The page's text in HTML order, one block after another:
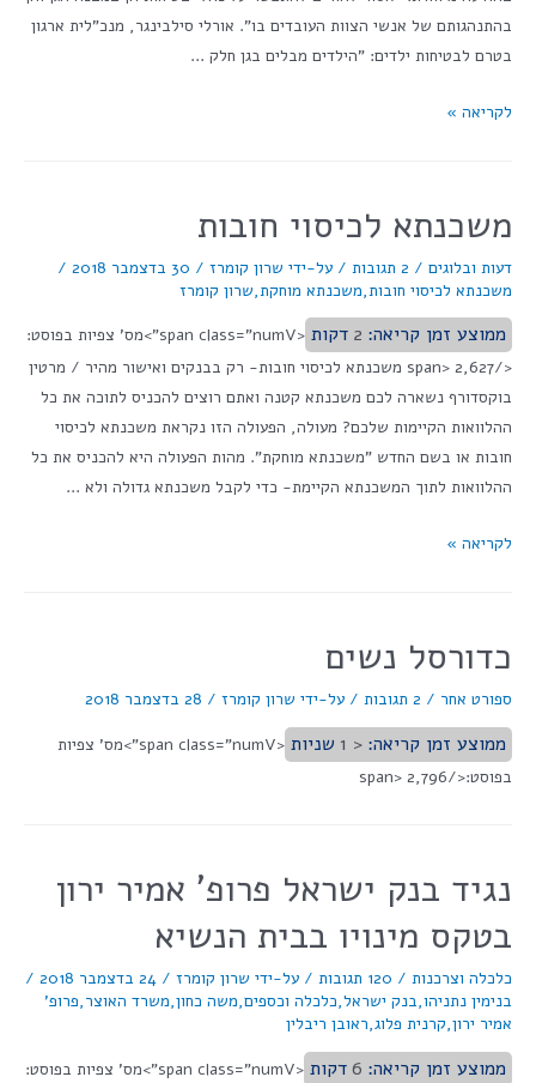
בהתנהגותם של אנשי הצוות העובדים בו". אורלי סילבינגר, מנכ"לית ארגון
בטרם לבטיחות ילדים: "הילדים מבלים בגן חלק …
לקריאה »
משכנתא לכיסוי חובות
דעות ובלוגים / 2 תגובות / על-ידי שרון קומרז / 30 בדצמבר 2018
/
משכנתא לכיסוי חובות,משכנתא מוחקת,שרון קומרז
ממוצע זמן קריאה: 2 דקות
<span class="numV">מס' צפיות בפוסט:
</span> 2,627 משכנתא לכיסוי חובות- רק בבנקים ואישור מהיר / מרטין
בוקסדורף נשארה לכם משכנתא קטנה ואתם רוצים להכניס לתוכה את כל
ההלוואות הקיימות שלכם? מעולה, הפעולה הזו נקראת משכנתא לכיסוי
חובות או בשם החדש "משכנתא מוחקת". מהות הפעולה היא להכניס את כל
ההלוואות לתוך המשכנתא הקיימת- כדי לקבל משכנתא גדולה ולא …
לקריאה »
כדורסל נשים
ספורט אחר / 2 תגובות / על-ידי שרון קומרז / 28 בדצמבר 2018
ממוצע זמן קריאה: < 1 שניות
<span class="numV">מס' צפיות
בפוסט:</span> 2,796
נגיד בנק ישראל פרופ' אמיר ירון
בטקס מינויו בבית הנשיא
כלכלה וצרכנות / 120 תגובות / על-ידי שרון קומרז / 24 בדצמבר 2018
/
בנימין נתניהו,בנק ישראל,כלכלה וכספים,משה כחון,משרד האוצר,פרופ'
אמיר ירון,קרנית פלוג,ראובן ריבלין
ממוצע זמן קריאה: 6דקות
<span class="numV">מס' צפיות בפוסט: